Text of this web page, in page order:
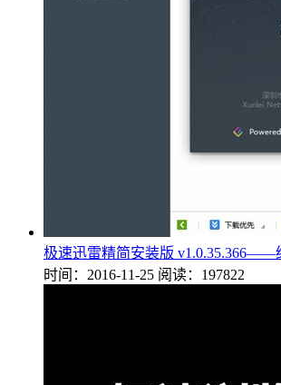
极速迅雷精简安装版 v1.0.35.366——
时间：2016-11-25 阅读：197822